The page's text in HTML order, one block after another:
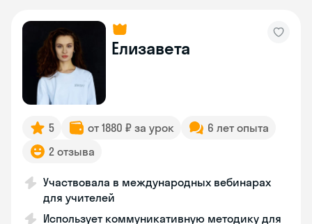
Елизавета
5 от 1880 ₽ за урок
6 лет опыта
2 отзыва
Участвовала в международных вебинарах
для учителей
Использует коммуникативную методику для